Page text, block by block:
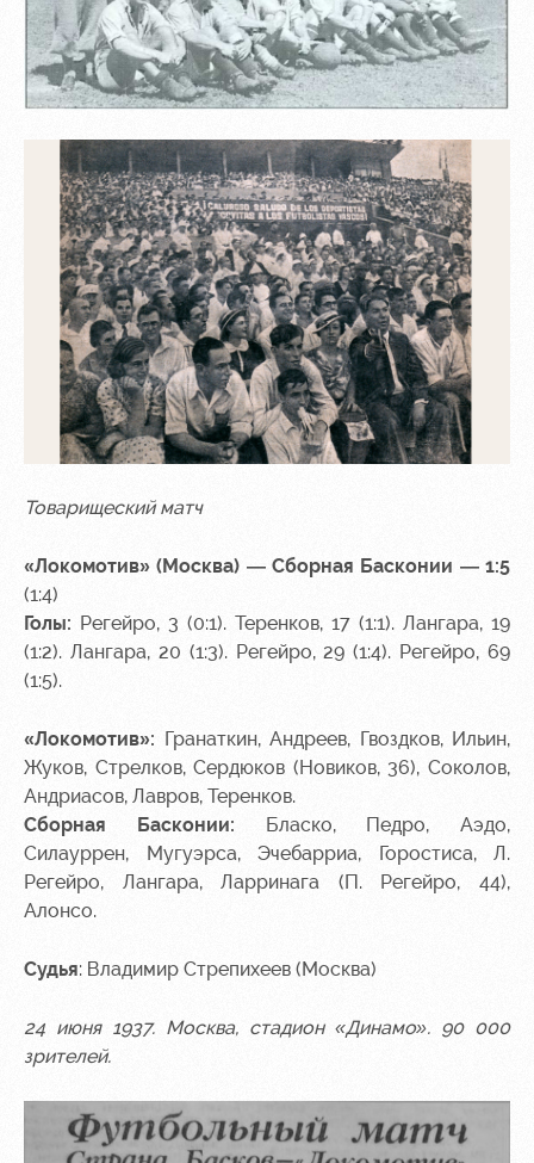
Товарищеский матч
«Локомотив» (Москва) — Сборная Басконии — 1:5
(1:4)
Голы: Регейро, 3 (0:1). Теренков, 17 (1:1). Лангара, 19
(1:2). Лангара, 20 (1:3). Регейро, 29 (1:4). Регейро, 69
(1:5).
«Локомотив»: Гранаткин, Андреев, Гвоздков, Ильин,
Жуков, Стрелков, Сердюков (Новиков, 36), Соколов,
Андриасов, Лавров, Теренков.
Сборная Басконии: Бласко, Педро, Аэдо,
Силауррен, Мугуэрса, Эчебарриа, Горостиса, Л.
Регейро, Лангара, Ларринага (П. Регейро, 44),
Алонсо.
Судья: Владимир Стрепихеев (Москва)
24 июня 1937. Москва, стадион «Динамо». 90 000
зрителей.